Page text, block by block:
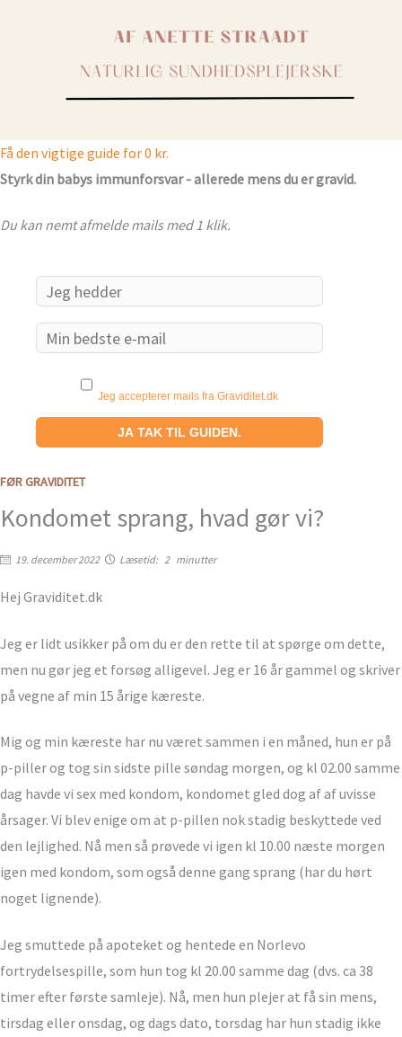
Få den vigtige guide for 0 kr.
Styrk din babys immunforsvar - allerede mens du er gravid.
Du kan nemt afmelde mails med 1 klik.
Jeg accepterer mails fra Graviditet.dk
FØR GRAVIDITET
Kondomet sprang, hvad gør vi?
19. december 2022 Læsetid: 2 minutter
Hej Graviditet.dk
Jeg er lidt usikker på om du er den rette til at spørge om dette,
men nu gør jeg et forsøg alligevel. Jeg er 16 år gammel og skriver
på vegne af min 15 årige kæreste.
Mig og min kæreste har nu været sammen i en måned, hun er på
p-piller og tog sin sidste pille søndag morgen, og kl 02.00 samme
dag havde vi sex med kondom, kondomet gled dog af af uvisse
årsager. Vi blev enige om at p-pillen nok stadig beskyttede ved
den lejlighed. Nå men så prøvede vi igen kl 10.00 næste morgen
igen med kondom, som også denne gang sprang (har du hørt
noget lignende).
Jeg smuttede på apoteket og hentede en Norlevo
fortrydelsespille, som hun tog kl 20.00 samme dag (dvs. ca 38
timer efter første samleje). Nå, men hun plejer at få sin mens,
tirsdag eller onsdag, og dags dato, torsdag har hun stadig ikke